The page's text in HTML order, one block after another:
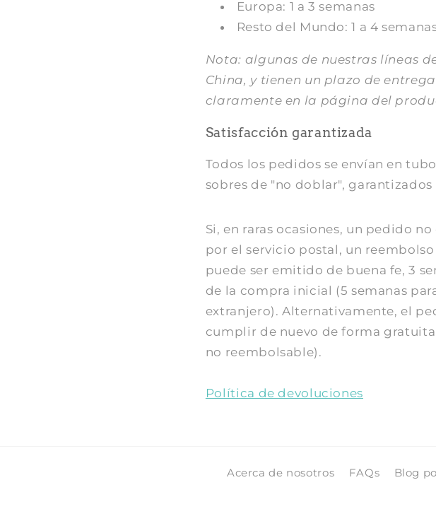
Europa: 1 a 3 semanas
Resto del Mundo: 1 a 4
Nota: algunas de nuestras líneas
China, y tienen un plazo de
claramente en la página del
Satisfacción garantizada
Todos los pedidos se envían en
sobres de "no doblar",
Si, en raras ocasiones, un pedido
por el servicio postal, un
puede ser emitido de buena fe, 3
de la compra inicial (5 semanas
extranjero). Alternativamente, el
cumplir de nuevo de forma
no reembolsable).
Política de devoluciones
Acerca de nosotros FAQs Blog